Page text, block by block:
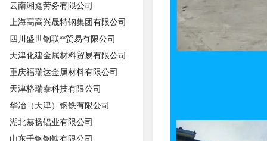
云南湘趸劳务有限公司
上海高高兴晟特钢集团有限公司
四川盛世钢联**贸易有限公司
天津化建金属材料贸易有限公司
重庆福瑞达金属材料有限公司
天津格瑞泰科技有限公司
华冶（天津）钢铁有限公司
湖北赫扬铝业有限公司
山东千钢钢铁有限公司